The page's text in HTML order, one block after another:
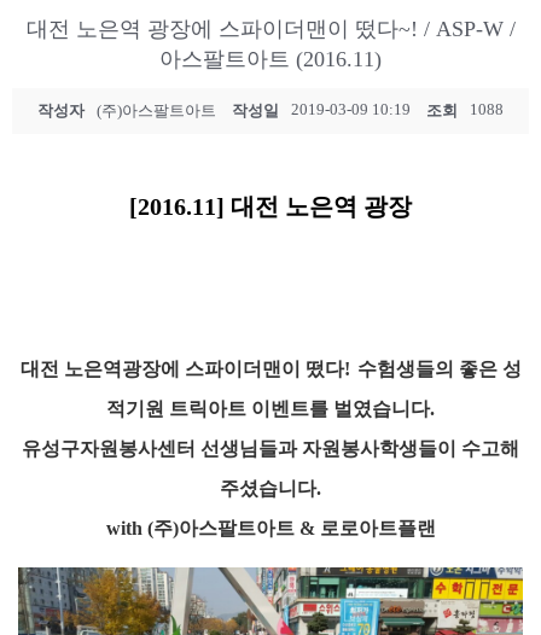
대전 노은역 광장에 스파이더맨이 떴다~! / ASP-W /
아스팔트아트 (2016.11)
작성자 (주)아스팔트아트 작성일 2019-03-09 10:19 조회 1088
[2016.11] 대전 노은역 광장
대전 노은역광장에 스파이더맨이 떴다! 수험생들의 좋은 성
적기원 트릭아트 이벤트를 벌였습니다.
유성구자원봉사센터 선생님들과 자원봉사학생들이 수고해
주셨습니다.
with (주)아스팔트아트 & 로로아트플랜